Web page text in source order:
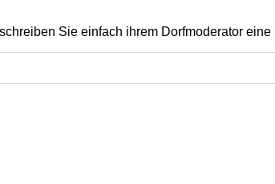
Sie einfach ihrem Dorfmoderator eine